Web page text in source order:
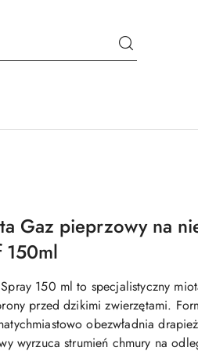
Gaz pieprzowy na
150ml
150 ml to specjalistyczny
przed dzikimi zwierzętami.
obezwładnia
wyrzuca strumień chmury na